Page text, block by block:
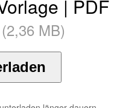
| PDF
MB)